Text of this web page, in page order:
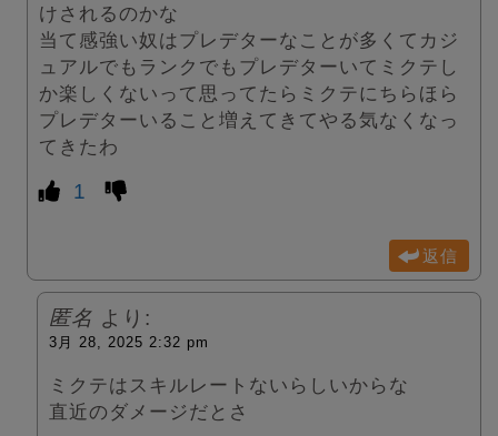
けされるのかな
当て感強い奴はプレデターなことが多くてカジ
ュアルでもランクでもプレデターいてミクテし
か楽しくないって思ってたらミクテにちらほら
プレデターいること増えてきてやる気なくなっ
てきたわ
1
返信
匿名 より:
3月 28, 2025 2:32 pm
ミクテはスキルレートないらしいからな
直近のダメージだとさ